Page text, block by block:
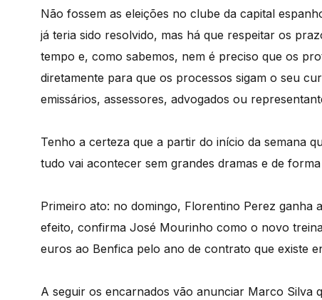
Não fossem as eleições no clube da capital
já teria sido resolvido, mas há que respeitar os
tempo e, como sabemos, nem é preciso que os
diretamente para que os processos sigam o seu
emissários, assessores, advogados ou
Tenho a certeza que a partir do início da semana
tudo vai acontecer sem grandes dramas e de
Primeiro ato: no domingo, Florentino Perez ganha
efeito, confirma José Mourinho como o novo
euros ao Benfica pelo ano de contrato que existe
A seguir os encarnados vão anunciar Marco Silva